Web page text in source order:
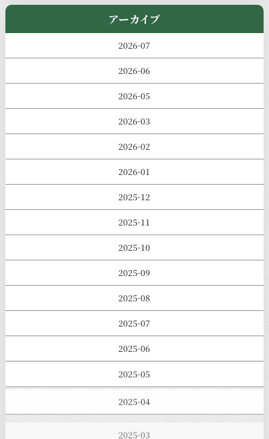
アーカイブ
2026-07
2026-06
2026-05
2026-03
2026-02
2026-01
2025-12
2025-11
2025-10
2025-09
2025-08
2025-07
2025-06
2025-05
2025-04